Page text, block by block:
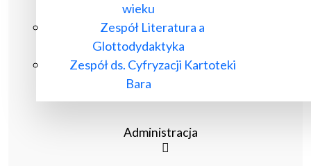
wieku
Zespół Literatura a
Glottodydaktyka
Zespół ds. Cyfryzacji Kartoteki
Bara
Administracja